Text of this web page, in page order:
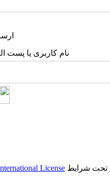
نام کاربری یا پست
تحت شرایط License